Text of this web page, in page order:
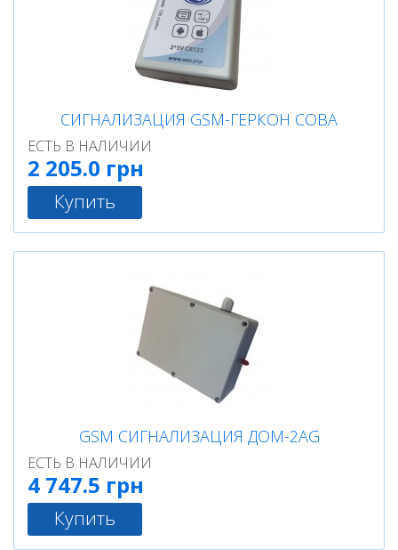
СИГНАЛИЗАЦИЯ GSM-ГЕРКОН СОВА
ЕСТЬ В НАЛИЧИИ
2 205.0 грн
Купить
GSM СИГНАЛИЗАЦИЯ ДОМ-2AG
ЕСТЬ В НАЛИЧИИ
4 747.5 грн
Купить